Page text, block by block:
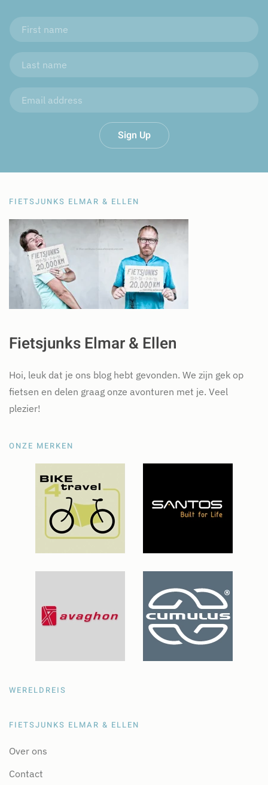
Sign Up
FIETSJUNKS ELMAR & ELLEN
Fietsjunks Elmar & Ellen
Hoi, leuk dat je ons blog hebt gevonden. We zijn gek op
fietsen en delen graag onze avonturen met je. Veel
plezier!
ONZE MERKEN
WERELDREIS
FIETSJUNKS ELMAR & ELLEN
Over ons
Contact